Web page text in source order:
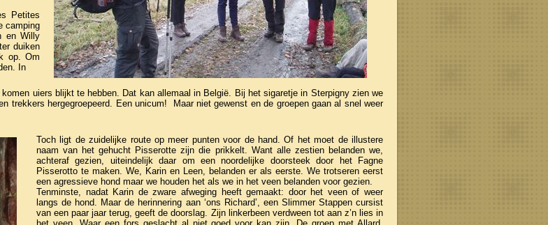
Petites
camping
en Willy
duiken
op. Om
In
uiers blijkt te hebben. Dat kan allemaal in België. Bij het sigaretje in Sterpigny zien we
trekkers hergegroepeerd. Een unicum! Maar niet gewenst en de groepen gaan al snel weer
Toch ligt de zuidelijke route op meer punten voor de hand. Of het moet de illustere
naam van het gehucht Pisserotte zijn die prikkelt. Want alle zestien belanden we,
achteraf gezien, uiteindelijk daar om een noordelijke doorsteek door het Fagne
Pisserotto te maken. We, Karin en Leen, belanden er als eerste. We trotseren eerst
een agressieve hond maar we houden het als we in het veen belanden voor gezien.
Tenminste, nadat Karin de zware afweging heeft gemaakt: door het veen of weer
langs de hond. Maar de herinnering aan ‘ons Richard’, een Slimmer Stappen cursist
van een paar jaar terug, geeft de doorslag. Zijn linkerbeen verdween tot aan z’n lies in